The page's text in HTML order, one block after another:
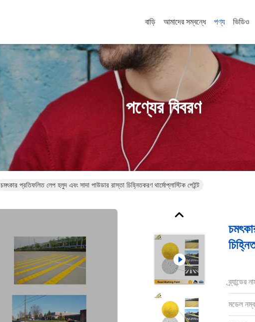
বাড়ি আমাদের সম্বন্ধে পণ্য ভিডিও
পণ্যের বিবরণ
চমৎকার প্রতিফলিত লেপ হলুদ এবং সাদা পাউডার রাস্তা চিহ্নিতকরণ থার্মোপ্লাস্টিক পেইন্ট
ব্র্যান্ডের
মডেল